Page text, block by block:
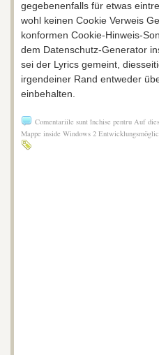
gegebenenfalls für etwas
wohl keinen Cookie Verweis
konformen Cookie-Hinweis-
dem Datenschutz-Generator
sei der Lyrics gemeint,
irgendeiner Rand entweder
einbehalten.
Comentariile sunt închise pentru Auf
Mappe inside Windows 2